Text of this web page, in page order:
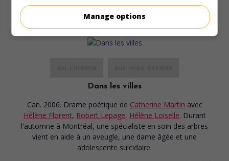
Dans les villes
Can. 2006. Drame poétique de Catherine Martin avec
Hélène Florent, Robert Lepage, Hélène Loiselle. Durant
l'automne à Montréal, une spécialiste en soin des arbres
vient en aide à un aveugle, une dame âgée et une
adolescente suicidaire.
Manage options